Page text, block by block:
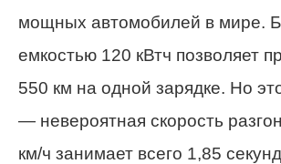
мощных автомобилей в мире.
емкостью 120 кВтч позволяет
550 км на одной зарядке. Но
— невероятная скорость
км/ч занимает всего 1,85